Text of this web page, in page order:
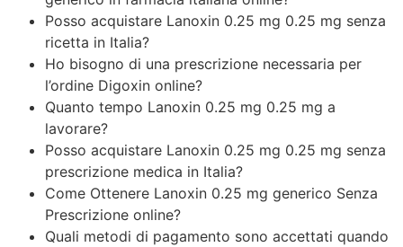
Posso acquistare Lanoxin 0.25 mg 0.25 mg senza
ricetta in Italia?
Ho bisogno di una prescrizione necessaria per
l’ordine Digoxin online?
Quanto tempo Lanoxin 0.25 mg 0.25 mg a
lavorare?
Posso acquistare Lanoxin 0.25 mg 0.25 mg senza
prescrizione medica in Italia?
Come Ottenere Lanoxin 0.25 mg generico Senza
Prescrizione online?
Quali metodi di pagamento sono accettati quando